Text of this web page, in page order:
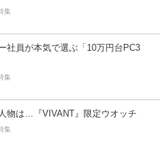
集
社員が本気で選ぶ「10万円台PC3
集
物は…『VIVANT』限定ウオッチ
集